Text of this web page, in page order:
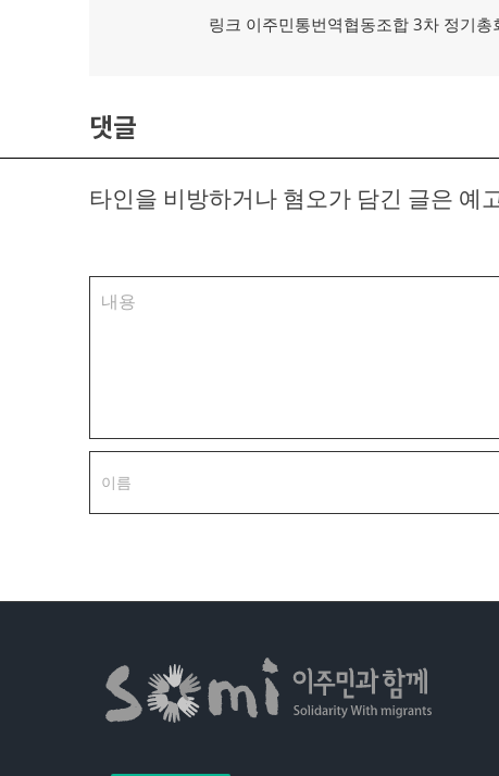
이
링크 이주민통번역협동조합 3차 정기총
댓글
타인을 비방하거나 혐오가 담긴 글은 예